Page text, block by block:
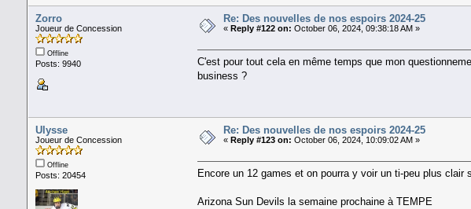
Zorro
Joueur de Concession
Offline
Posts: 9940
Re: Des nouvelles de nos espoirs 2024-25
« Reply #122 on: October 06, 2024, 09:38:18 AM »
C'est pour tout cela en même temps que mon
business ?
Ulysse
Joueur de Concession
Offline
Posts: 20454
Re: Des nouvelles de nos espoirs 2024-25
« Reply #123 on: October 06, 2024, 10:09:02 AM »
Encore un 12 games et on pourra y voir un ti-peu plus clair
Arizona Sun Devils la semaine prochaine à TEMPE